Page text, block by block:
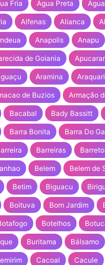
Fria Agua Preta
Alfenas Alianca
Anapolis Anapu
de Goiania
Aramina Araquari
de Buzios Armação
Bacabal Bady Bassitt
Barra Bonita Barra Do
Barreiras
Belem Belem de
Betim Biguacu
Boituva Bom Jardim
Botelhos
Buritama Bálsamo
Cacoal Cacule